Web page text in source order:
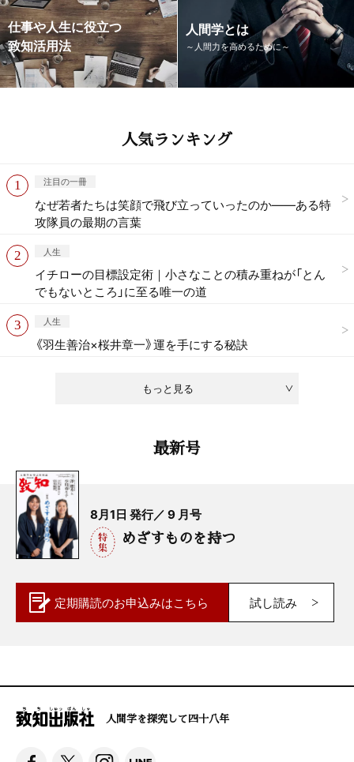
仕事や人生に役立つ
致知活用法
人間学とは
～人間力を高めるために～
人気ランキング
もっと見る
注目の一冊
なぜ若者たちは笑顔で飛び立っていったのか——ある特
攻隊員の最期の言葉
人生
イチローの目標設定術｜小さなことの積み重ねが「とん
でもないところ」に至る唯一の道
人生
《羽生善治×桜井章一》運を手にする秘訣
最新号
8月1日 発行／ 9 月号
めざすものを持つ
定期購読のお申込みはこちら 試し読み
人間学を探究して四十八年